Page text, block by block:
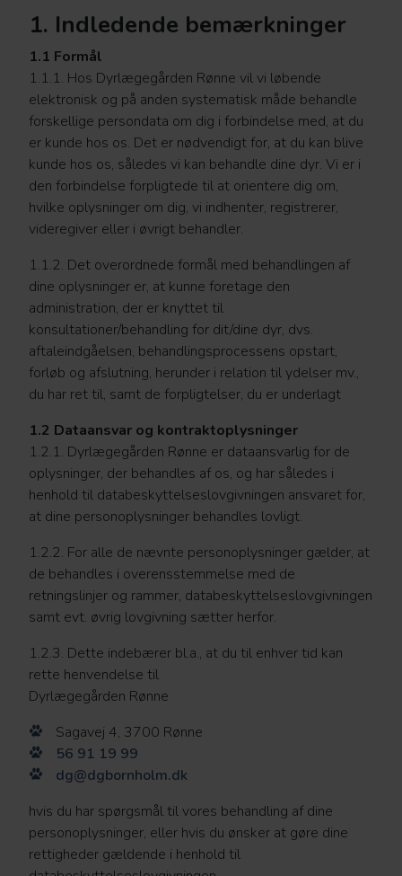
1. Indledende bemærkninger
1.1 Formål
1.1.1. Hos Dyrlægegården Rønne vil vi løbende
elektronisk og på anden systematisk måde behandle
forskellige persondata om dig i forbindelse med, at du
er kunde hos os. Det er nødvendigt for, at du kan blive
kunde hos os, således vi kan behandle dine dyr. Vi er i
den forbindelse forpligtede til at orientere dig om,
hvilke oplysninger om dig, vi indhenter, registrerer,
videregiver eller i øvrigt behandler.
1.1.2. Det overordnede formål med behandlingen af
dine oplysninger er, at kunne foretage den
administration, der er knyttet til
konsultationer/behandling for dit/dine dyr, dvs.
aftaleindgåelsen, behandlingsprocessens opstart,
forløb og afslutning, herunder i relation til ydelser mv.,
du har ret til, samt de forpligtelser, du er underlagt
1.2 Dataansvar og kontraktoplysninger
1.2.1. Dyrlægegården Rønne er dataansvarlig for de
oplysninger, der behandles af os, og har således i
henhold til databeskyttelseslovgivningen ansvaret for,
at dine personoplysninger behandles lovligt.
1.2.2. For alle de nævnte personoplysninger gælder, at
de behandles i overensstemmelse med de
retningslinjer og rammer, databeskyttelseslovgivningen
samt evt. øvrig lovgivning sætter herfor.
1.2.3. Dette indebærer bl.a., at du til enhver tid kan
rette henvendelse til
Dyrlægegården Rønne
Sagavej 4, 3700 Rønne
56 91 19 99
dg@dgbornholm.dk
hvis du har spørgsmål til vores behandling af dine
personoplysninger, eller hvis du ønsker at gøre dine
rettigheder gældende i henhold til